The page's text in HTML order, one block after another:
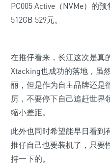
PC005 Active（NVMe）的预
512GB 529元。
在推仔看来，长江这次是真
Xtacking也成功的落地，虽
丽，但是作为自主品牌还是
厉，不要停下自己追赶世界
缩小差距。
此外也同时希望能早日看到
推仔自己也要装机了，只要
持一下的。